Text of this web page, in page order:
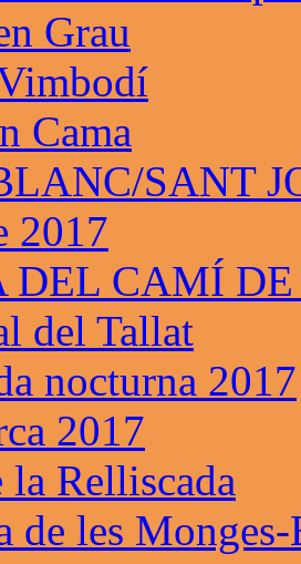
Grau
Cama
SANT
2017
DEL CAMÍ
del Tallat
nocturna 2017
2017
la Relliscada
de les